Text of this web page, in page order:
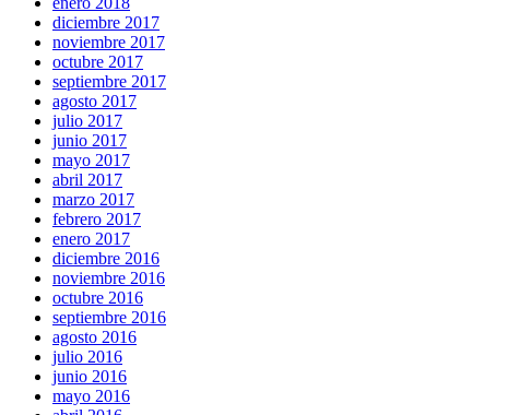
diciembre 2017
noviembre 2017
octubre 2017
septiembre 2017
agosto 2017
julio 2017
junio 2017
mayo 2017
abril 2017
marzo 2017
febrero 2017
enero 2017
diciembre 2016
noviembre 2016
octubre 2016
septiembre 2016
agosto 2016
julio 2016
junio 2016
mayo 2016